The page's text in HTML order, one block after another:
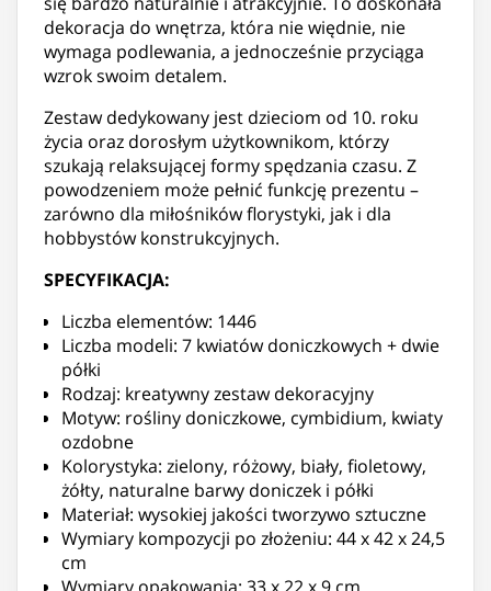
dekoracja do wnętrza, która nie więdnie, nie
wymaga podlewania, a jednocześnie przyciąga
wzrok swoim detalem.
Zestaw dedykowany jest dzieciom od 10. roku
życia oraz dorosłym użytkownikom, którzy
szukają relaksującej formy spędzania czasu. Z
powodzeniem może pełnić funkcję prezentu –
zarówno dla miłośników florystyki, jak i dla
hobbystów konstrukcyjnych.
SPECYFIKACJA:
Liczba elementów: 1446
Liczba modeli: 7 kwiatów doniczkowych + dwie
półki
Rodzaj: kreatywny zestaw dekoracyjny
Motyw: rośliny doniczkowe, cymbidium, kwiaty
ozdobne
Kolorystyka: zielony, różowy, biały, fioletowy,
żółty, naturalne barwy doniczek i półki
Materiał: wysokiej jakości tworzywo sztuczne
Wymiary kompozycji po złożeniu: 44 x 42 x 24,5
cm